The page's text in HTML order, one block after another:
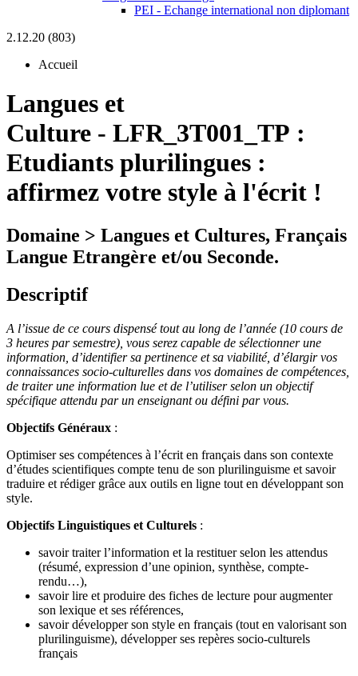
PEI - Echange international non diplomant
2.12.20 (803)
Accueil
Langues et
Culture - LFR_3T001_TP :
Etudiants plurilingues :
affirmez votre style à l'écrit !
Domaine > Langues et Cultures, Français
Langue Etrangère et/ou Seconde.
Descriptif
A l’issue de ce cours dispensé tout au long de l’année (10 cours de
3 heures par semestre), vous serez capable de sélectionner une
information, d’identifier sa pertinence et sa viabilité, d’élargir vos
connaissances socio-culturelles dans vos domaines de compétences,
de traiter une information lue et de l’utiliser selon un objectif
spécifique attendu par un enseignant ou défini par vous.
Objectifs Généraux :
Optimiser ses compétences à l’écrit en français dans son contexte
d’études scientifiques compte tenu de son plurilinguisme et savoir
traduire et rédiger grâce aux outils en ligne tout en développant son
style.
Objectifs Linguistiques et Culturels :
savoir traiter l’information et la restituer selon les attendus
(résumé, expression d’une opinion, synthèse, compte-
rendu…),
savoir lire et produire des fiches de lecture pour augmenter
son lexique et ses références,
savoir développer son style en français (tout en valorisant son
plurilinguisme), développer ses repères socio-culturels
français